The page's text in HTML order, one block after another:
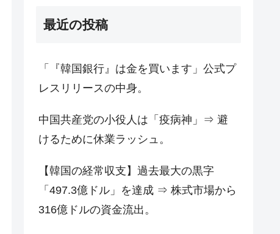
最近の投稿
「『韓国銀行』は金を買います」公式プ
レスリリースの中身。
中国共産党の小役人は「疫病神」⇒ 避
けるために休業ラッシュ。
【韓国の経常収支】過去最大の黒字
「497.3億ドル」を達成 ⇒ 株式市場から
316億ドルの資金流出。